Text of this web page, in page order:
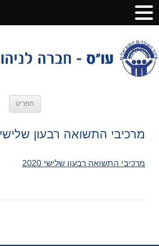
תפריט
מרכיבי התשואה רבעון שלישי 2020
מרכיבי התשואה רבעון שלישי 2020